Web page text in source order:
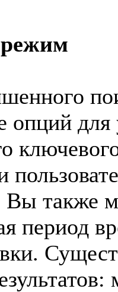
опций
Вы также
период